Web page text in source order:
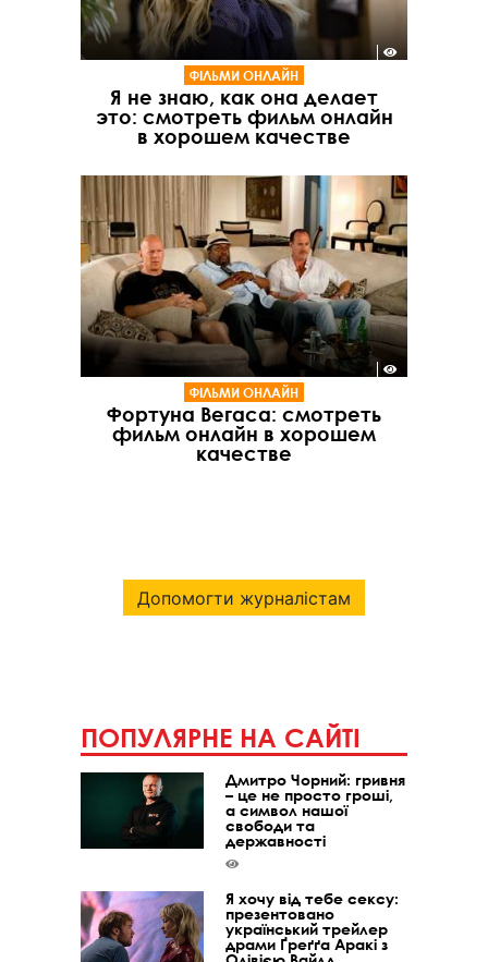
ФІЛЬМИ ОНЛАЙН
Я не знаю, как она делает
это: смотреть фильм онлайн
в хорошем качестве
ФІЛЬМИ ОНЛАЙН
Фортуна Вегаса: смотреть
фильм онлайн в хорошем
качестве
Допомогти журналістам
ПОПУЛЯРНЕ НА САЙТІ
Дмитро Чорний: гривня
– це не просто гроші,
а символ нашої
свободи та
державності
Я хочу від тебе сексу:
презентовано
український трейлер
драми Ґреґґа Аракі з